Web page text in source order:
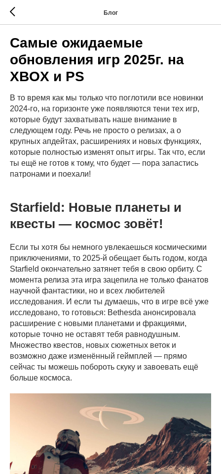
Блог
Самые ожидаемые
обновления игр 2025г. на
XBOX и PS
В то время как мы только что поглотили все новинки
2024-го, на горизонте уже появляются тени тех игр,
которые будут захватывать наше внимание в
следующем году. Речь не просто о релизах, а о
крупных апдейтах, расширениях и новых функциях,
которые полностью изменят опыт игры. Так что, если
ты ещё не готов к тому, что будет — пора запастись
патронами и поехали!
Starfield: Новые планеты и
квесты — космос зовёт!
Если ты хотя бы немного увлекаешься космическими
приключениями, то 2025-й обещает быть годом, когда
Starfield окончательно затянет тебя в свою орбиту. С
момента релиза эта игра зацепила не только фанатов
научной фантастики, но и всех любителей
исследования. И если ты думаешь, что в игре всё уже
исследовано, то готовься: Bethesda анонсировала
расширение с новыми планетами и фракциями,
которые точно не оставят тебя равнодушным.
Множество квестов, новых сюжетных веток и
возможно даже изменённый геймплей — прямо
сейчас ты можешь побороть скуку и завоевать ещё
больше космоса.